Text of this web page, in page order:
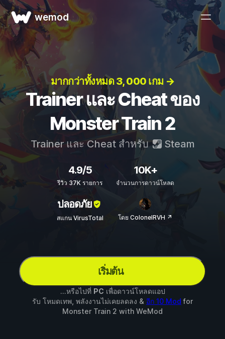
wemod
มากกว่าทั้งหมด 3, 000 เกม →
Trainer และ Cheat ของ
Monster Train 2
Trainer และ Cheat สำหรับ Steam
4.9/5
รีวิว 37K รายการ
10K+
จำนวนการดาวน์โหลด
ปลอดภัย
สแกน VirusTotal โดย ColonelRVH ↗
เริ่มต้น
...หรือไปที่ PC เพื่อดาวน์โหลดแอป
รับ โหมดเทพ, พลังงานไม่เคยลดลง & อีก 10 Mod for
Monster Train 2 with WeMod